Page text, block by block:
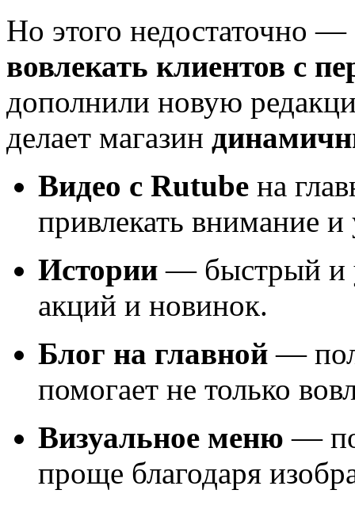
Но этого недостаточно —
вовлекать клиентов с
дополнили новую
делает магазин
Видео с Rutube на
привлекать внимание
Истории — быстрый и
акций и новинок.
Блог на главной —
помогает не только
Визуальное меню —
проще благодаря